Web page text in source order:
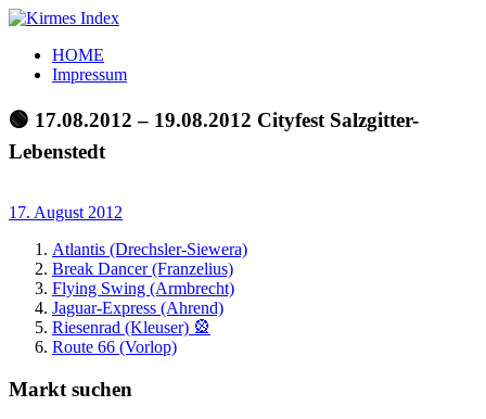
Zum
springen
Kirmes
Index
Tourpläne
der
letzten
Jahre
HOME
Impressum
🟢 17.08.2012 – 19.08.2012 Cityfest Salzgitter-
Lebenstedt
17. August 2012
Atlantis (Drechsler-Siewera)
Break Dancer (Franzelius)
Flying Swing (Armbrecht)
Jaguar-Express (Ahrend)
Riesenrad (Kleuser) 🎡
Route 66 (Vorlop)
Markt suchen